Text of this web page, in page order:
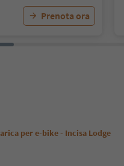
Prenota ora
per e-bike - Incisa Lodge